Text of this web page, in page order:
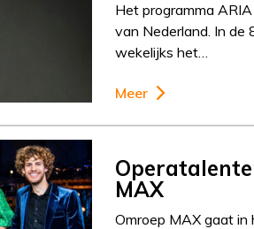
Het programma
van Nederland. In de
wekelijks het…
Meer
MAX
Omroep MAX gaat